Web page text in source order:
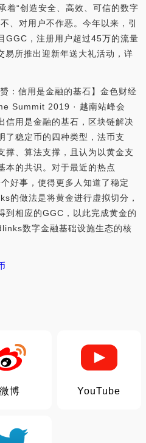
着“创造安全、高效、可信的数字
、对用户不作恶。今年以来，引
GGC，注册用户超过45万的流量
所推出迎新年送大礼活动，详
：信用是金融的基石】金色财经
Summit 2019 · 越南站峰会
用是金融的基石，区块链解决
了稳定币的四种类型，法币支
撑、算法支撑，且认为以黄金支
本的共识。对于最近的热点
好事，使得更多人知道了稳定
的做法是将黄金进行虚拟切分，
到相应的GGC，以此完成黄金的
数字金融基础设施生态的核
微博 YouTube